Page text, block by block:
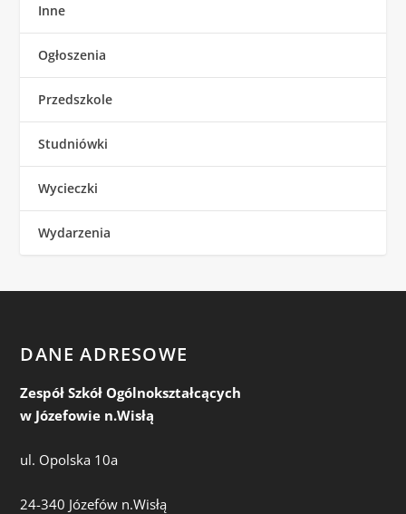
Inne
Ogłoszenia
Przedszkole
Studniówki
Wycieczki
Wydarzenia
DANE ADRESOWE
Zespół Szkół Ogólnokształcących
w Józefowie n.Wisłą
ul. Opolska 10a
24-340 Józefów n.Wisłą